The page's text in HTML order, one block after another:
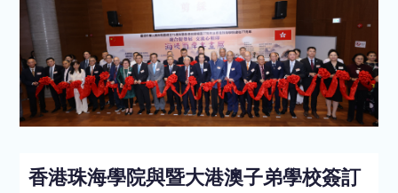
香港珠海學院與暨大港澳子弟學校簽訂